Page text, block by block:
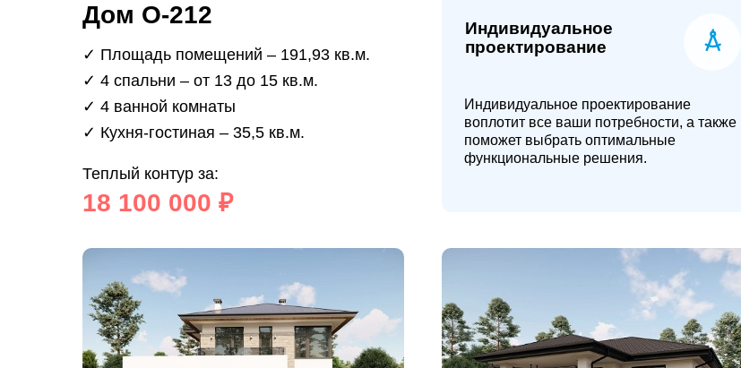
Индивидуальное
проектирование
Индивидуальное проектирование
воплотит все ваши потребности, а также
поможет выбрать оптимальные
функциональные решения.
Теплый контур за:
✓ Кухня-гостиная – 35,5 кв.м.
✓ 4 ванной комнаты
✓ 4 спальни – от 13 до 15 кв.м.
✓ Площадь помещений – 191,93 кв.м.
18 100 000 ₽
Дом О-212